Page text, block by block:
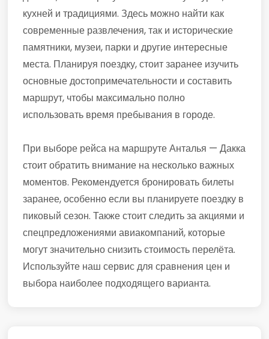
кухней и традициями. Здесь можно найти как
современные развлечения, так и исторические
памятники, музеи, парки и другие интересные
места. Планируя поездку, стоит заранее изучить
основные достопримечательности и составить
маршрут, чтобы максимально полно
использовать время пребывания в городе.
При выборе рейса на маршруте Анталья — Дакка
стоит обратить внимание на несколько важных
моментов. Рекомендуется бронировать билеты
заранее, особенно если вы планируете поездку в
пиковый сезон. Также стоит следить за акциями и
спецпредложениями авиакомпаний, которые
могут значительно снизить стоимость перелёта.
Используйте наш сервис для сравнения цен и
выбора наиболее подходящего варианта.